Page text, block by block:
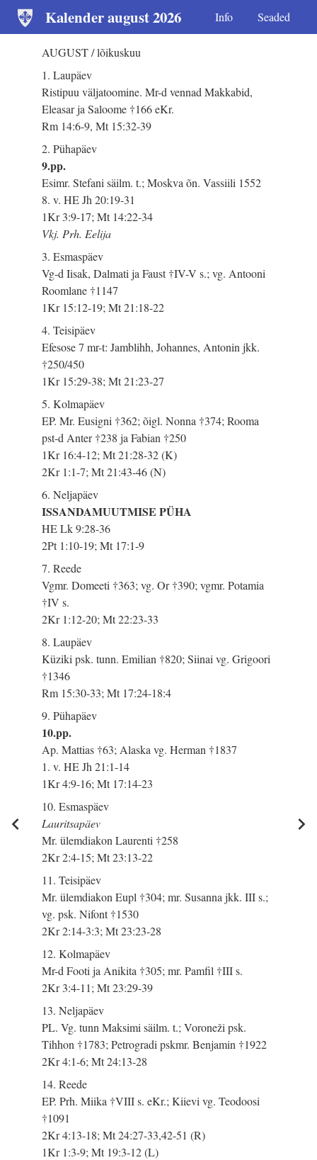
Kalender august 2026 Info Seaded
AUGUST / lõikuskuu
1. Laupäev
Ristipuu väljatoomine. Mr-d vennad Makkabid,
Eleasar ja Saloome †166 eKr.
Rm 14:6-9, Mt 15:32-39
2. Pühapäev
9.pp.
Esimr. Stefani säilm. t.; Moskva õn. Vassiili 1552
8. v. HE Jh 20:19-31
1Kr 3:9-17; Mt 14:22-34
Vkj. Prh. Eelija
3. Esmaspäev
Vg-d Iisak, Dalmati ja Faust †IV-V s.; vg. Antooni
Roomlane †1147
1Kr 15:12-19; Mt 21:18-22
4. Teisipäev
Efesose 7 mr-t: Jamblihh, Johannes, Antonin jkk.
†250/450
1Kr 15:29-38; Mt 21:23-27
5. Kolmapäev
EP. Mr. Eusigni †362; õigl. Nonna †374; Rooma
pst-d Anter †238 ja Fabian †250
1Kr 16:4-12; Mt 21:28-32 (K)
2Kr 1:1-7; Mt 21:43-46 (N)
6. Neljapäev
ISSANDAMUUTMISE PÜHA
HE Lk 9:28-36
2Pt 1:10-19; Mt 17:1-9
7. Reede
Vgmr. Domeeti †363; vg. Or †390; vgmr. Potamia
†IV s.
2Kr 1:12-20; Mt 22:23-33
8. Laupäev
Küziki psk. tunn. Emilian †820; Siinai vg. Grigoori
†1346
Rm 15:30-33; Mt 17:24-18:4
9. Pühapäev
10.pp.
Ap. Mattias †63; Alaska vg. Herman †1837
1. v. HE Jh 21:1-14
1Kr 4:9-16; Mt 17:14-23
10. Esmaspäev
Lauritsapäev
Mr. ülemdiakon Laurenti †258
2Kr 2:4-15; Mt 23:13-22
11. Teisipäev
Mr. ülemdiakon Eupl †304; mr. Susanna jkk. III s.;
vg. psk. Nifont †1530
2Kr 2:14-3:3; Mt 23:23-28
12. Kolmapäev
Mr-d Footi ja Anikita †305; mr. Pamfil †III s.
2Kr 3:4-11; Mt 23:29-39
13. Neljapäev
PL. Vg. tunn Maksimi säilm. t.; Voroneži psk.
Tihhon †1783; Petrogradi pskmr. Benjamin †1922
2Kr 4:1-6; Mt 24:13-28
14. Reede
EP. Prh. Miika †VIII s. eKr.; Kiievi vg. Teodoosi
†1091
2Kr 4:13-18; Mt 24:27-33,42-51 (R)
1Kr 1:3-9; Mt 19:3-12 (L)